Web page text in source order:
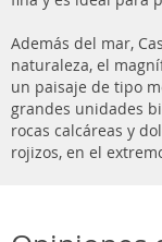
Además del mar,
naturaleza, el
un paisaje de tipo
grandes unidades
rocas calcáreas y
rojizos, en el